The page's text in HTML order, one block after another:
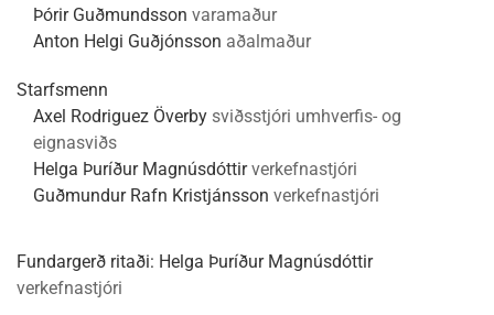
Þórir Guðmundsson varamaður
Anton Helgi Guðjónsson aðalmaður
Starfsmenn
Axel Rodriguez Överby sviðsstjóri umhverfis- og
eignasviðs
Helga Þuríður Magnúsdóttir verkefnastjóri
Guðmundur Rafn Kristjánsson verkefnastjóri
Fundargerð ritaði: Helga Þuríður Magnúsdóttir
verkefnastjóri